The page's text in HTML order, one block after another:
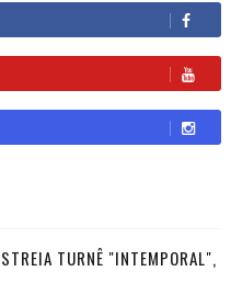
TURNÊ "INTEMPORAL",